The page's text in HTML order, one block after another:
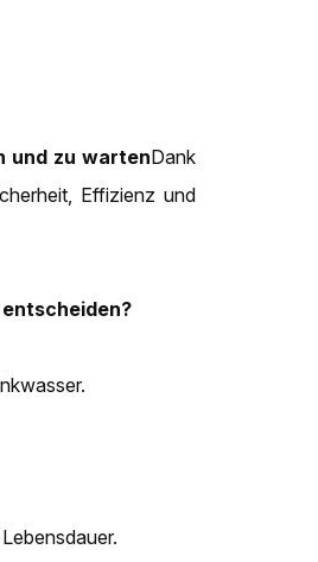
und zu wartenDank
Effizienz und